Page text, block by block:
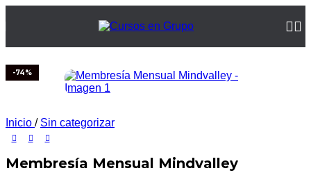
-74%
Inicio / Sin categorizar
Membresía Mensual Mindvalley